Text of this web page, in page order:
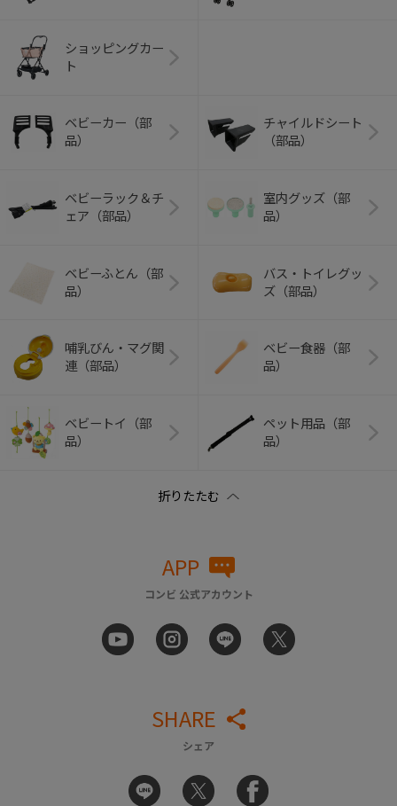
ショッピングカー
ト
ベビーカー（部
品）
チャイルドシート
（部品）
ベビーラック＆チ
ェア（部品）
室内グッズ（部
品）
ベビーふとん（部
品）
バス・トイレグッ
ズ（部品）
哺乳びん・マグ関
連（部品）
ベビー食器（部
品）
ベビートイ（部
品）
ペット用品（部
品）
APP
コンビ 公式アカウント
SHARE
シェア